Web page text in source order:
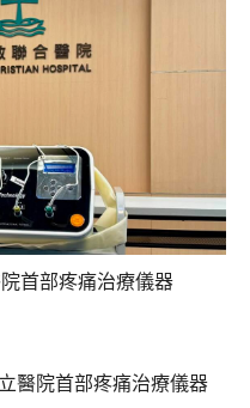
首部疼痛治療儀器
醫院首部疼痛治療儀器